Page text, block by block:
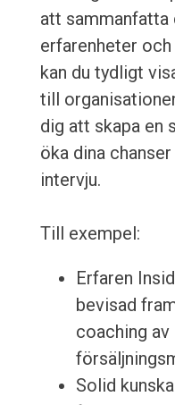
att sammanfatta
erfarenheter
kan du tydligt
till
dig att skapa en
öka dina
intervju.
Till exempel:
Erfaren
bevisad
coaching
Solid